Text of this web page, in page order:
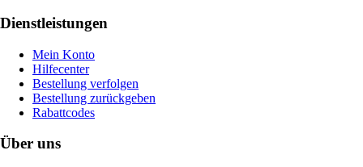
Dienstleistungen
Mein Konto
Hilfecenter
Bestellung verfolgen
Bestellung zurückgeben
Rabattcodes
Über uns